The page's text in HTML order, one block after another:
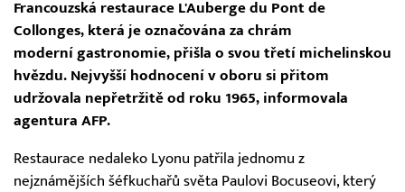
Francouzská restaurace L'Auberge du Pont de
Collonges, která je označována za chrám
moderní gastronomie, přišla o svou třetí michelinskou
hvězdu. Nejvyšší hodnocení v oboru si přitom
udržovala nepřetržitě od roku 1965, informovala
agentura AFP.
Restaurace nedaleko Lyonu patřila jednomu z
nejznámějších šéfkuchařů světa Paulovi Bocuseovi, který